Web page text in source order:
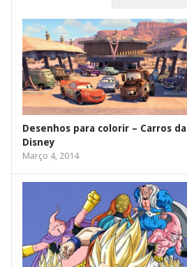
Desenhos para colorir – Carros da
Disney
Março 4, 2014